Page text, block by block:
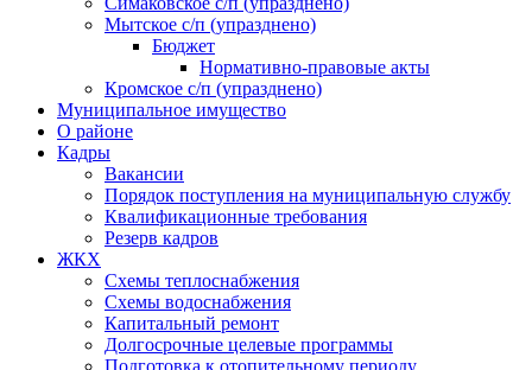
Мытское с/п (упразднено)
Бюджет
Нормативно-правовые акты
Кромское с/п (упразднено)
Муниципальное имущество
О районе
Кадры
Вакансии
Порядок поступления на муниципальную службу
Квалификационные требования
Резерв кадров
ЖКХ
Схемы теплоснабжения
Схемы водоснабжения
Капитальный ремонт
Долгосрочные целевые программы
Подготовка к отопительному периоду